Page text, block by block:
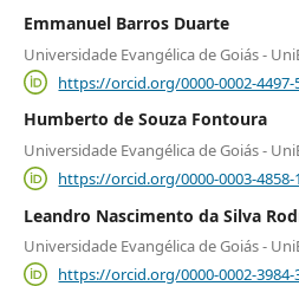
Emmanuel Barros Duarte
Universidade Evangélica de Goiás -
https://orcid.org/0000-0002-
Humberto de Souza Fontoura
Universidade Evangélica de Goiás -
https://orcid.org/0000-0003-
Leandro Nascimento da Silva
Universidade Evangélica de Goiás -
https://orcid.org/0000-0002-